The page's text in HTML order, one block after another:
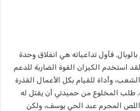
فأول تداعياته هي انفلاق وحدة
استخدم الكيزان القوة الضاربة للدعم
وأداة للقيام بكل الأعمال القذرة
المخلوع من حميدتي أن يقتل له
المجرم عبد الحي يوسف، ولكن